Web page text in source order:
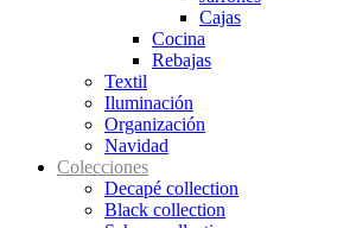
Cajas
Cocina
Rebajas
Textil
Iluminación
Organización
Navidad
Colecciones
Decapé collection
Black collection